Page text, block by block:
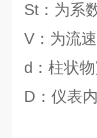
St ：为系
V ：为流速
d ：柱状
D ：仪表